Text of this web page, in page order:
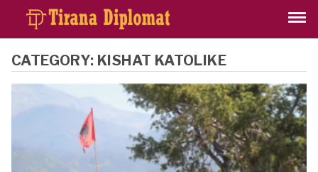
CATEGORY: KISHAT KATOLIKE